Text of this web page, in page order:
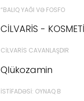
“BALIQ YAĞI VƏ FOSFO
CİLVARİS -
CILVARIS CAVANLAŞDIR
Qlükozamin
İSTİFADƏSİ: OYNAQ B